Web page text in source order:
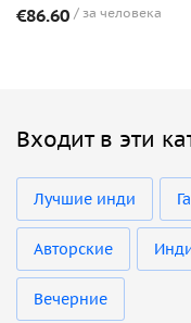
€86.60 за человека
Входит в эти
Лучшие инди
Авторские
Вечерние